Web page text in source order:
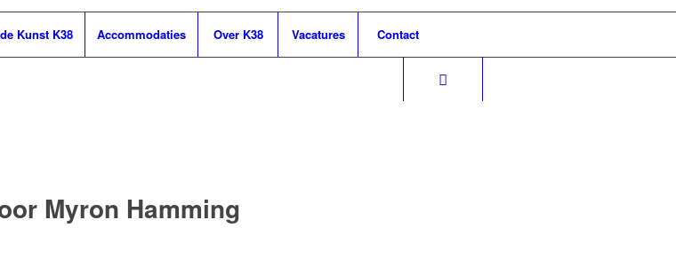
Kunst K38 Accommodaties Over K38 Vacatures Contact
Myron Hamming